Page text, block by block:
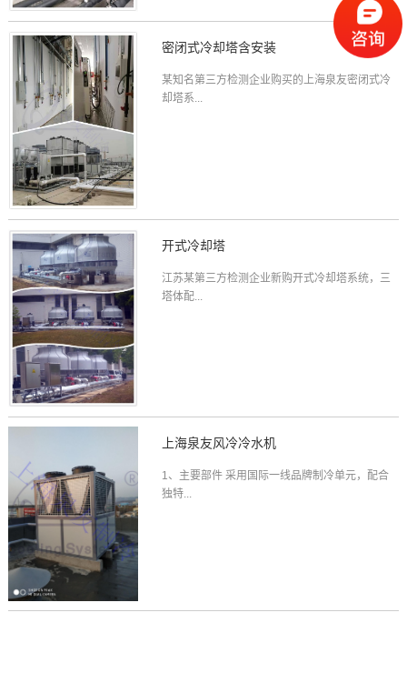
密闭式冷却塔含安装
某知名第三方检测企业购买的上海泉友密闭式冷
却塔系...
开式冷却塔
江苏某第三方检测企业新购开式冷却塔系统，三
塔体配...
上海泉友风冷冷水机
1、主要部件 采用国际一线品牌制冷单元，配合
独特...